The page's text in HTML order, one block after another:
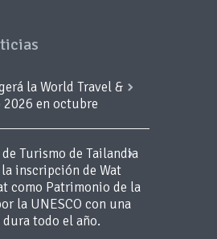
la World Travel &
en octubre
Turismo de Tailandia
la inscripción de Wat
como Patrimonio de la
la UNESCO con una
dura todo el año.